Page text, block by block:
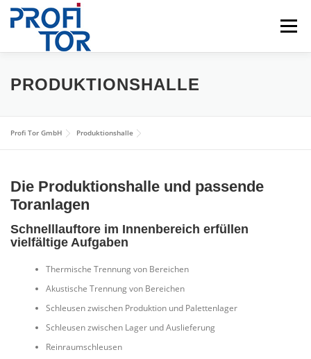
Zum
Inhalt
Menü
HOME INDUSTRIETORE
FPS RAMMSCHUTZSYSTEME
ÜBER UNS BILDER NEWS KONTAKT
PRODUKTIONSHALLE
Profi Tor GmbH Produktionshalle
Die Produktionshalle und passende
Toranlagen
Schnelllauftore im Innenbereich erfüllen
vielfältige Aufgaben
Thermische Trennung von Bereichen
Akustische Trennung von Bereichen
Schleusen zwischen Produktion und Palettenlager
Schleusen zwischen Lager und Auslieferung
Reinraumschleusen